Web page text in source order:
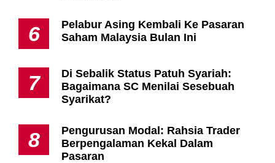
6
Pelabur Asing Kembali Ke Pasaran
Saham Malaysia Bulan Ini
7
Di Sebalik Status Patuh Syariah:
Bagaimana SC Menilai Sesebuah
Syarikat?
8
Pengurusan Modal: Rahsia Trader
Berpengalaman Kekal Dalam
Pasaran